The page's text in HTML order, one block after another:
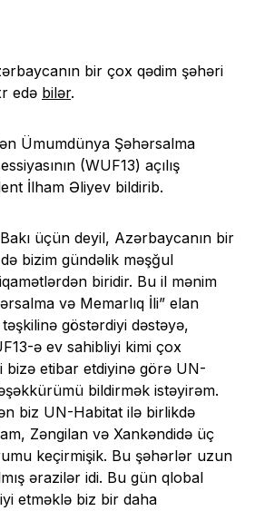
bir çox qədim şəhəri
edə bilər.
Ümumdünya Şəhərsalma
(WUF13) açılış
İlham Əliyev bildirib.
üçün deyil, Azərbaycanın bir
bizim gündəlik məşğul
biridir. Bu il mənim
və Memarlıq İli” elan
göstərdiyi dəstəyə,
ə ev sahibliyi kimi çox
bizə etibar etdiyinə görə UN-
bildirmək istəyirəm.
biz UN-Habitat ilə birlikdə
Zəngilan və Xankəndidə üç
keçirmişik. Bu şəhərlər uzun
ərazilər idi. Bu gün qlobal
etməklə biz bir daha